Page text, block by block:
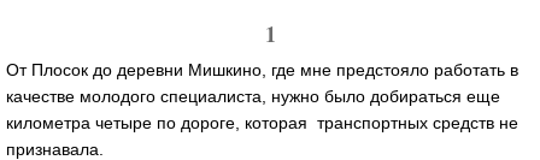
1
От Плосок до деревни Мишкино, где мне предстояло работать в
качестве молодого специалиста, нужно было добираться еще
километра четыре по дороге, которая транспортных средств не
признавала.